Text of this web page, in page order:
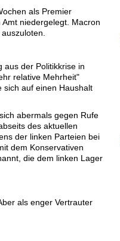
als Premier
niedergelegt. Macron
aus der Politikkrise in
relative Mehrheit"
sich auf einen Haushalt
abermals gegen Rufe
des aktuellen
der linken Parteien bei
dem Konservativen
die dem linken Lager
als enger Vertrauter